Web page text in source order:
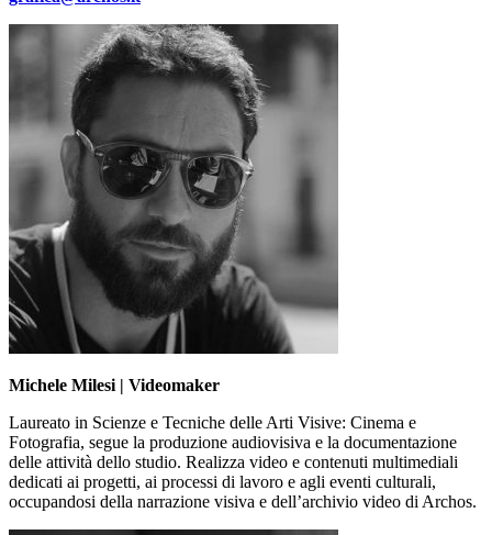
Michele Milesi | Videomaker
Laureato in Scienze e Tecniche delle Arti Visive: Cinema e
Fotografia, segue la produzione audiovisiva e la documentazione
delle attività dello studio. Realizza video e contenuti multimediali
dedicati ai progetti, ai processi di lavoro e agli eventi culturali,
occupandosi della narrazione visiva e dell’archivio video di Archos.